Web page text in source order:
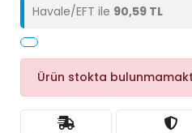
Havale/EFT ile 90,59 TL
Ürün stokta